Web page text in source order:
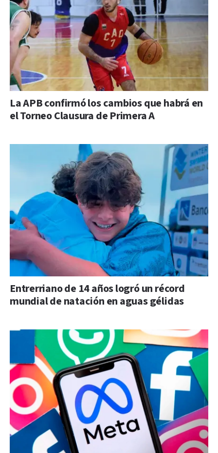
La APB confirmó los cambios que habrá en
el Torneo Clausura de Primera A
Entrerriano de 14 años logró un récord
mundial de natación en aguas gélidas